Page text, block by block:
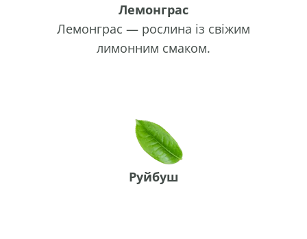
Лемонграс
Лемонграс — рослина із свіжим
лимонним смаком.
Руйбуш